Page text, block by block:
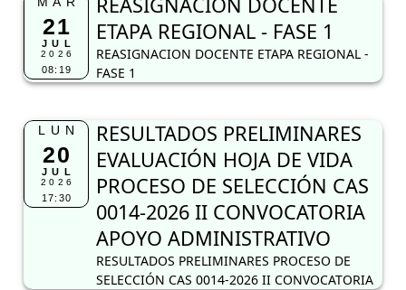
21
JUL
2026
08:19
ETAPA REGIONAL - FASE 1
REASIGNACION DOCENTE ETAPA REGIONAL -
FASE 1
LUN
20
JUL
2026
17:30
RESULTADOS PRELIMINARES
EVALUACIÓN HOJA DE VIDA
PROCESO DE SELECCIÓN CAS
0014-2026 II CONVOCATORIA
APOYO ADMINISTRATIVO
RESULTADOS PRELIMINARES PROCESO DE
SELECCIÓN CAS 0014-2026 II CONVOCATORIA